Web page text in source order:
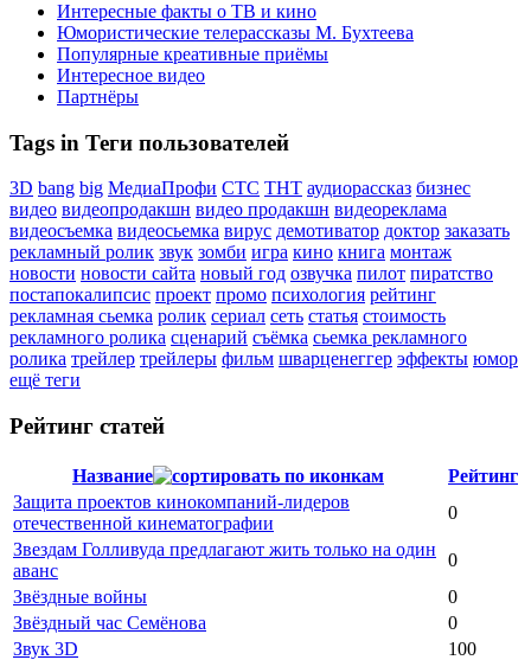
Интересные факты о ТВ и кино
Юмористические телерассказы М. Бухтеева
Популярные креативные приёмы
Интересное видео
Партнёры
Tags in Теги пользователей
3D bang big МедиаПрофи СТС ТНТ аудиорассказ бизнес
видео видеопродакшн видео продакшн видеореклама
видеосъемка видеосьемка вирус демотиватор доктор заказать
рекламный ролик звук зомби игра кино книга монтаж
новости новости сайта новый год озвучка пилот пиратство
постапокалипсис проект промо психология рейтинг
рекламная сьемка ролик сериал сеть статья стоимость
рекламного ролика сценарий съёмка сьемка рекламного
ролика трейлер трейлеры фильм шварценеггер эффекты юмор
ещё теги
Рейтинг статей
Название
Рейтинг
Защита проектов кинокомпаний-лидеров
отечественной кинематографии
0
Звездам Голливуда предлагают жить только на один
аванс
0
Звёздные войны
0
Звёздный час Семёнова
0
Звук 3D
100